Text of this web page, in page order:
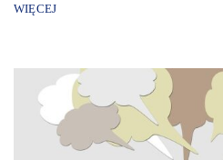
WIĘCEJ